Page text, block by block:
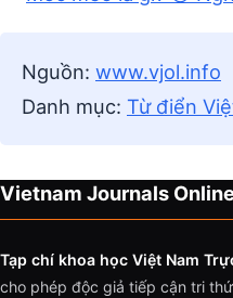
Nguồn: www.vjol.info
Danh mục: Từ điển
Vietnam Journals
Tạp chí khoa học Việt Nam
cho phép độc giả tiếp cận tri